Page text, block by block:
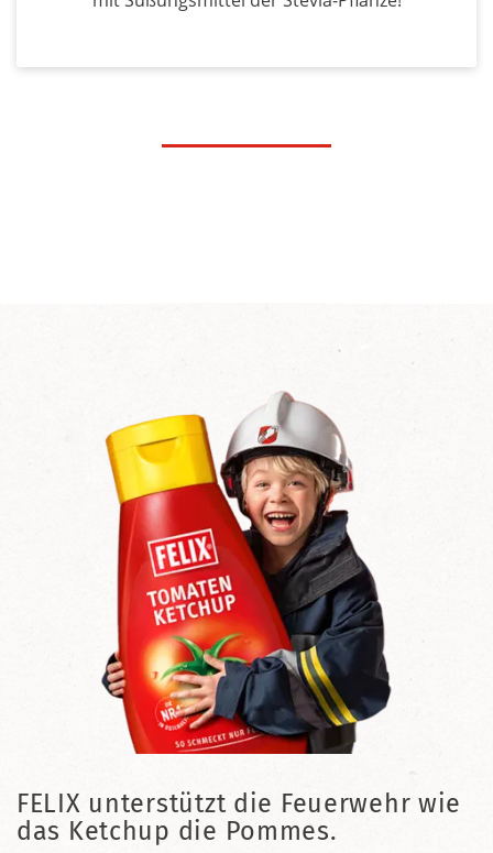
FELIX unterstützt die Feuerwehr wie
das Ketchup die Pommes.